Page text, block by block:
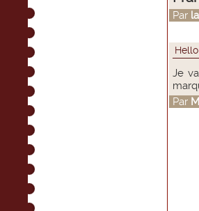
Par
Hello
Je
Par